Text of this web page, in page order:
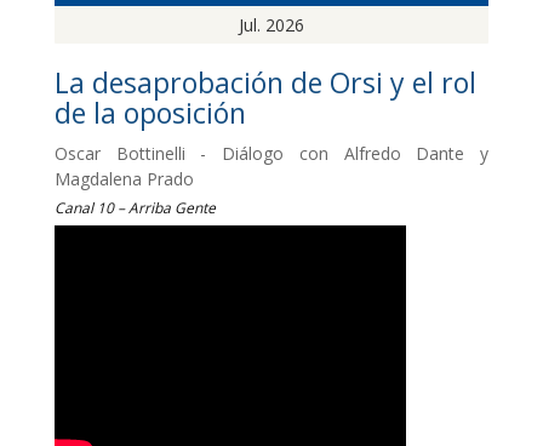
Jul. 2026
La desaprobación de Orsi y el rol
de la oposición
Oscar Bottinelli - Diálogo con Alfredo Dante y
Magdalena Prado
Canal 10 – Arriba Gente